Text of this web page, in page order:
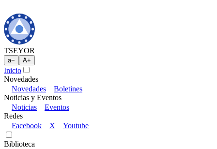
TSEYOR
a− A+
Inicio
Novedades
Novedades
Boletines
Noticias y Eventos
Noticias
Eventos
Redes
Facebook
X Youtube
Biblioteca